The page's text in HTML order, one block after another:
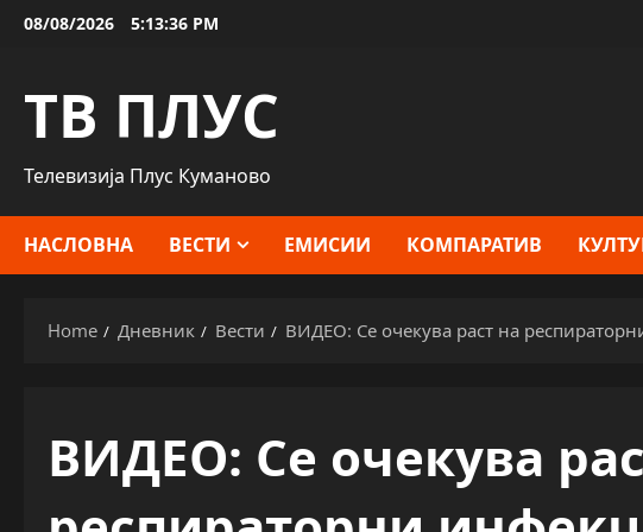
Skip08/08/2026 5:13:37 PM
ТВ ПЛУС
Телевизија Плус Куманово
НАСЛОВНА ВЕСТИ ЕМИСИИ КОМПАРАТИВ
Home Дневник Вести ВИДЕО: Се очекува раст на
ВИДЕО: Се очекува